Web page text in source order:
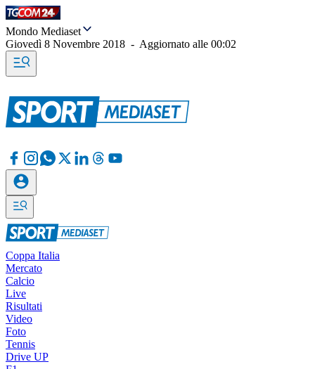
Mondo Mediaset
Giovedì 8 Novembre 2018 - Aggiornato alle 00:02
Coppa Italia
Mercato
Calcio
Live
Risultati
Video
Foto
Tennis
Drive UP